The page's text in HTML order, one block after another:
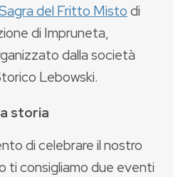
del Fritto Mistodi
di Impruneta,
dalla società
Lebowski.
storia
di celebrare il nostro
ti consigliamo due eventi